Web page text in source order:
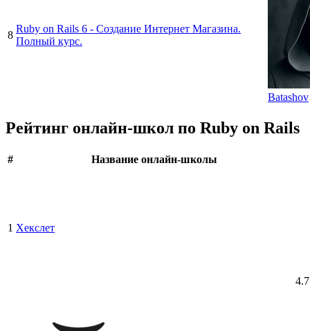
8
Ruby on Rails 6 - Создание Интернет Магазина.
Полный курс.
Batashov
Рейтинг онлайн-школ по Ruby on Rails
# Название онлайн-школы
1 Хекслет
4.7